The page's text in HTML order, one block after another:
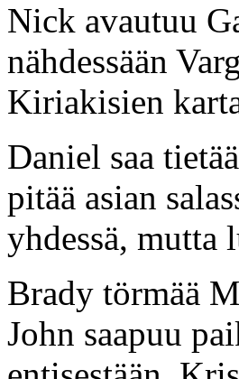
Nick avautuu
nähdessään
Kiriakisien
Daniel saa
pitää asian
yhdessä, mutta
Brady törmää
John saapuu